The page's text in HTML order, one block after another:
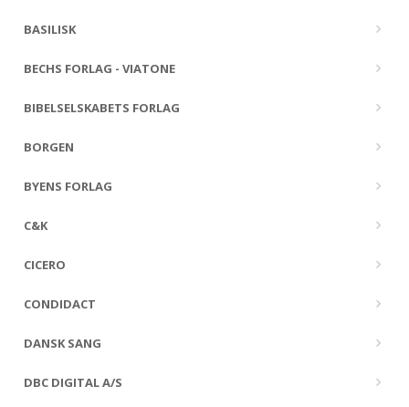
BASILISK
BECHS FORLAG - VIATONE
BIBELSELSKABETS FORLAG
BORGEN
BYENS FORLAG
C&K
CICERO
CONDIDACT
DANSK SANG
DBC DIGITAL A/S